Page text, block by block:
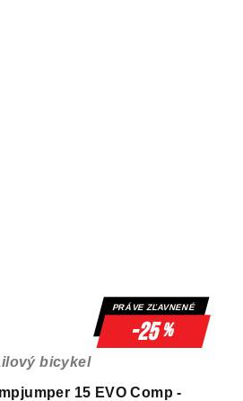
PRÁVE ZĽAVNENÉ
-25%
15 EVO Comp -
bicykel